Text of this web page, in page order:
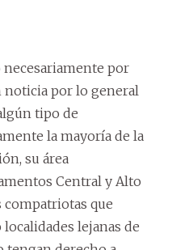
necesariamente por
noticia por lo general
tipo de
la mayoría de la
su área
Central y Alto
compatriotas que
lejanas de